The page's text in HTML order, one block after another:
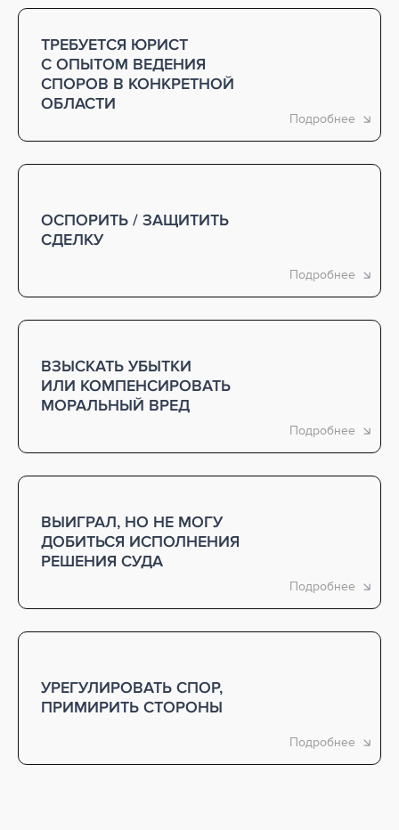
ТРЕБУЕТСЯ ЮРИСТ
С ОПЫТОМ ВЕДЕНИЯ
СПОРОВ В КОНКРЕТНОЙ
ОБЛАСТИ
ОСПОРИТЬ / ЗАЩИТИТЬ
СДЕЛКУ
ВЗЫСКАТЬ УБЫТКИ
ИЛИ КОМПЕНСИРОВАТЬ
МОРАЛЬНЫЙ ВРЕД
ВЫИГРАЛ, НО НЕ МОГУ
ДОБИТЬСЯ ИСПОЛНЕНИЯ
РЕШЕНИЯ СУДА
УРЕГУЛИРОВАТЬ СПОР,
ПРИМИРИТЬ СТОРОНЫ